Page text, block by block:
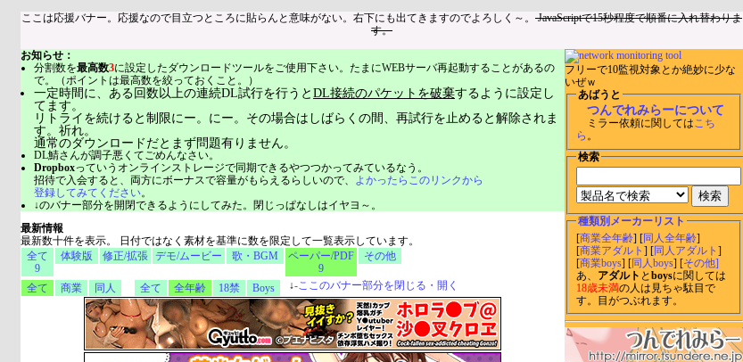
ここは応援バナー。応援なので目立つところに貼らんと意味がない。右下にも出てきますのでよろしく～。 JavaScriptで15秒程度で順番に入れ替わりま
す。
フリーで10監視対象とか絶妙に少な
いぜｗ
あばうと
つんでれみらーについて
ミラー依頼に関してはこち
ら 。
検索
種類別メーカーリスト
[商業全年齢 ] [同人全年齢]
[商業アダルト ] [同人アダルト ]
[商業boys] [同人boys ] [その他]
あ、 アダルト とboysに関しては
18歳未満の人は見ちゃ駄目で
す。目がつぶれます。
お知らせ：
分割数を最高数3に設定したダウンロードツールをご使用下さい。たまにWEBサーバ再起動することがあるの
で。（ポイントは最高数を絞っておくこと。）
一定時間に、ある回数以上の連続DL試行を行うとDL接続のパケットを破棄するように設定し
てます。
リトライを続けると制限にー。にー。その場合はしばらくの間、再試行を止めると解除されま
す。祈れ。
通常のダウンロードだとまず問題有りません。
DL鯖さんが調子悪くてごめんなさい。
Dropboxっていうオンラインストレージで同期できるやつつかってみているなう。
招待で入会すると、両方にボーナスで容量がもらえるらしいので、 よかったらこのリンクから
登録してみてください。
↓のバナー部分を開閉できるようにしてみた。閉じっぱなしはイヤヨ～。
最新情報
最新数十件を表示。 日付ではなく素材を基準に数を限定して一覧表示しています。
全て
9
体験版 修正/拡張 デモ/ムービー 歌・BGM
ペーパー/PDF
9
その他
全て 商業 同人 全て 全年齢 18禁 Boys ↓-ここのバナー部分を閉じる・開く